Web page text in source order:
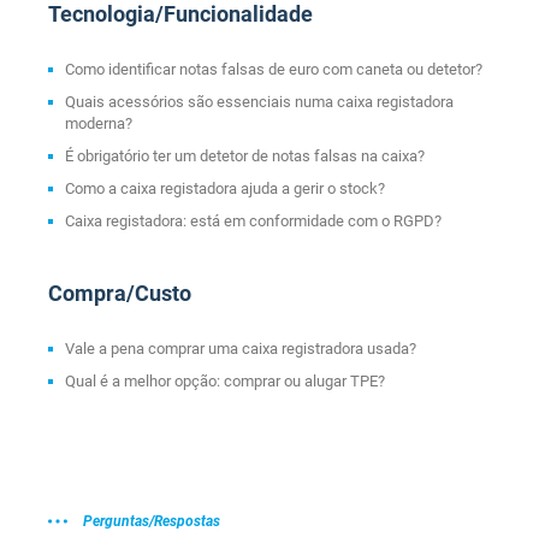
Tecnologia/Funcionalidade
Como identificar notas falsas de euro com caneta ou detetor?
Quais acessórios são essenciais numa caixa registadora
moderna?
É obrigatório ter um detetor de notas falsas na caixa?
Como a caixa registadora ajuda a gerir o stock?
Caixa registadora: está em conformidade com o RGPD?
Compra/Custo
Vale a pena comprar uma caixa registradora usada?
Qual é a melhor opção: comprar ou alugar TPE?
Perguntas/Respostas